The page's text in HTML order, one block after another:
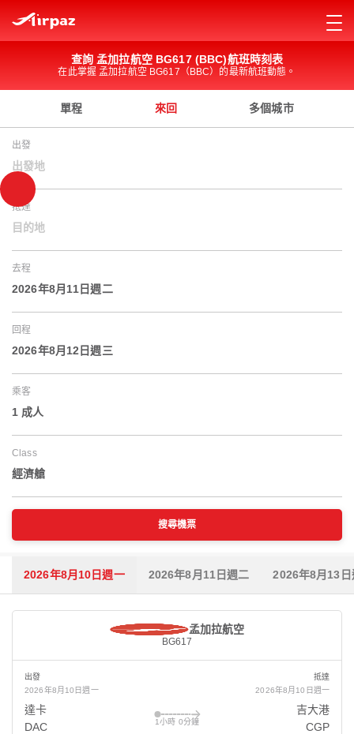
查詢 孟加拉航空 BG617 (BBC)航班時刻表
在此掌握 孟加拉航空 BG617（BBC）的最新航班動態。
單程 來回 多個城市
出發
出發地
抵達
目的地
去程
2026年8月11日週二
回程
2026年8月12日週三
乘客
1 成人
Class
經濟艙
搜尋機票
2026年8月10日週一 2026年8月11日週二 2026年8月13日
孟加拉航空
BG617
出發
2026年8月10日週一
達卡
DAC
1小時 0分鐘
抵達
2026年8月10日週一
吉大港
CGP